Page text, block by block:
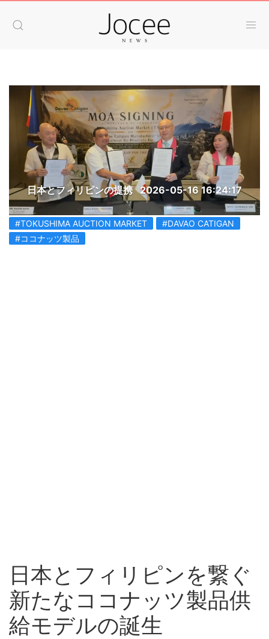
日本とフィリピンの提携 2026-05-16 16:24:17
#TOKUSHIMA AUCTION MARKET
#DAVAO CATIGAN
#ココナッツ製品
日本とフィリピンを繋ぐ
新たなココナッツ製品供
給モデルの誕生